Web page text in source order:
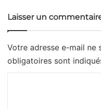
Laisser un
Votre adresse e-mail ne
obligatoires sont